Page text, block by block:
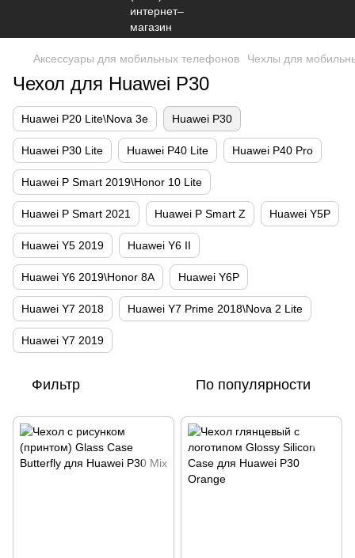
Аксессуары для мобильных телефонов Чехлы для
Чехол для Huawei P30
Huawei P20 Lite\Nova 3e Huawei P30
Huawei P30 Lite Huawei P40 Lite Huawei P40 Pro
Huawei P Smart 2019\Honor 10 Lite
Huawei P Smart 2021 Huawei P Smart Z Huawei Y5P
Huawei Y5 2019 Huawei Y6 II
Huawei Y6 2019\Honor 8A Huawei Y6P
Huawei Y7 2018 Huawei Y7 Prime 2018\Nova 2 Lite
Huawei Y7 2019
Фильтр По популярности